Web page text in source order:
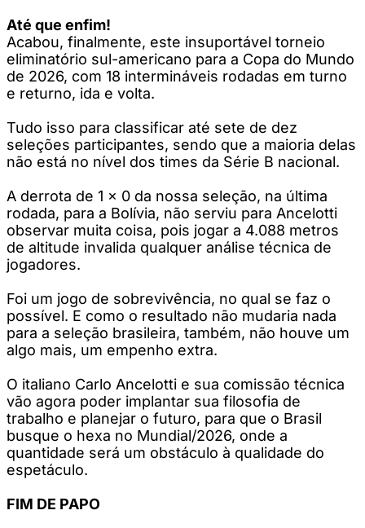
Até que enfim!
Acabou, finalmente, este insuportável torneio
eliminatório sul-americano para a Copa do Mundo
de 2026, com 18 intermináveis rodadas em turno
e returno, ida e volta.
Tudo isso para classificar até sete de dez
seleções participantes, sendo que a maioria delas
não está no nível dos times da Série B nacional.
A derrota de 1 x 0 da nossa seleção, na última
rodada, para a Bolívia, não serviu para Ancelotti
observar muita coisa, pois jogar a 4.088 metros
de altitude invalida qualquer análise técnica de
jogadores.
Foi um jogo de sobrevivência, no qual se faz o
possível. E como o resultado não mudaria nada
para a seleção brasileira, também, não houve um
algo mais, um empenho extra.
O italiano Carlo Ancelotti e sua comissão técnica
vão agora poder implantar sua filosofia de
trabalho e planejar o futuro, para que o Brasil
busque o hexa no Mundial/2026, onde a
quantidade será um obstáculo à qualidade do
espetáculo.
FIM DE PAPO